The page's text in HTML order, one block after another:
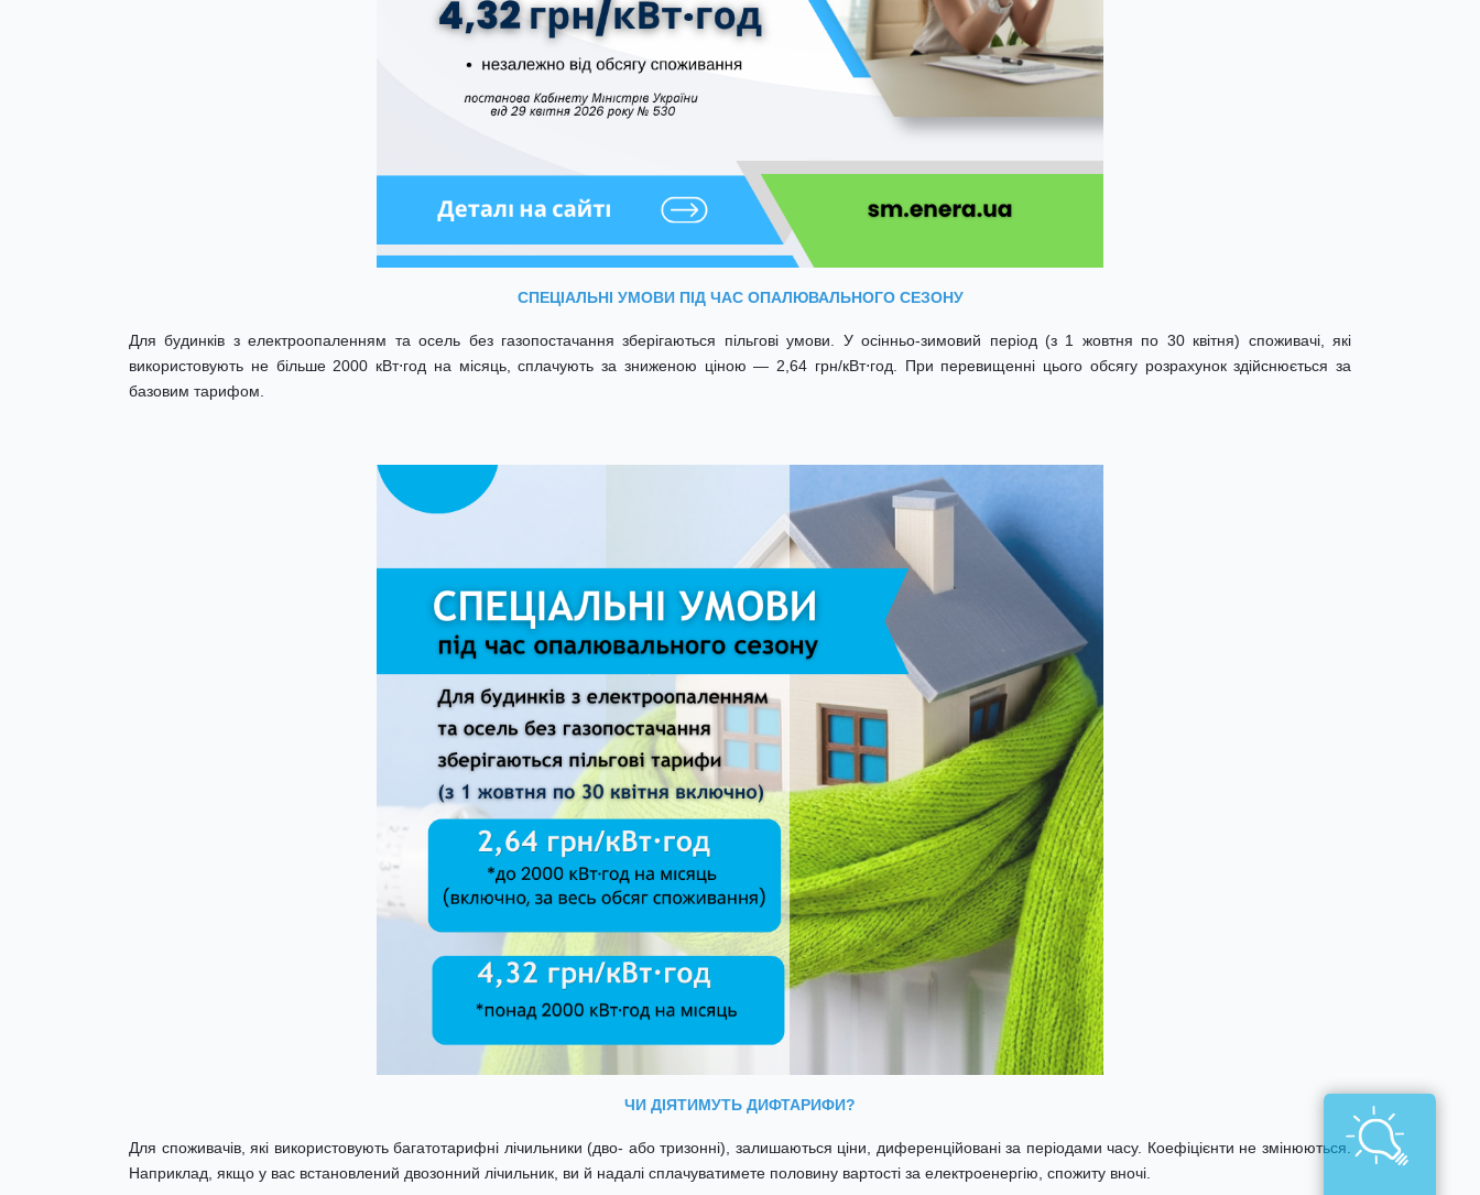
СПЕЦІАЛЬНІ УМОВИ ПІД ЧАС ОПАЛЮВАЛЬНОГО СЕЗОНУ
Для будинків з електроопаленням та осель без газопостачання зберігаються пільгові умови. У осінньо-зимовий період (з 1 жовтня по 30 квітня) споживачі, які
використовують не більше 2000 кВт⋅год на місяць, сплачують за зниженою ціною — 2,64 грн/кВт⋅год. При перевищенні цього обсягу розрахунок здійснюється за
базовим тарифом.
ЧИ ДІЯТИМУТЬ ДИФТАРИФИ?
Для споживачів, які використовують багатотарифні лічильники (дво- або тризонні), залишаються ціни, диференційовані за періодами часу. Коефіцієнти не змінюються.
Наприклад, якщо у вас встановлений двозонний лічильник, ви й надалі сплачуватимете половину вартості за електроенергію, спожиту вночі.